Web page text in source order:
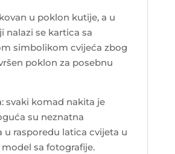
u poklon kutije, a u
nalazi se kartica sa
simbolikom cvijeća zbog
poklon za posebnu
svaki komad nakita je
su neznatna
u rasporedu latica cvijeta u
sa fotografije.